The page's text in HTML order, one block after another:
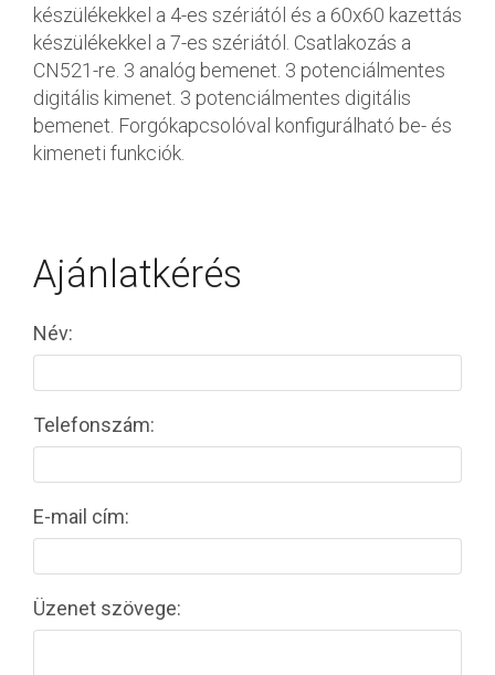
készülékekkel a 4-es szériától és a 60x60 kazettás
készülékekkel a 7-es szériától. Csatlakozás a
CN521-re. 3 analóg bemenet. 3 potenciálmentes
digitális kimenet. 3 potenciálmentes digitális
bemenet. Forgókapcsolóval konfigurálható be- és
kimeneti funkciók.
Ajánlatkérés
Név:
Telefonszám:
E-mail cím:
Üzenet szövege: